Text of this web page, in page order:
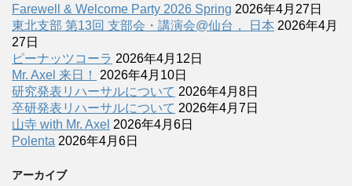
Farewell & Welcome Party 2026 Spring 2026年4月27日
東北支部 第13回 支部会・講演会@仙台， 日本 2026年4月
27日
ピーナッツコーラ 2026年4月12日
Mr. Axel 来日！
2026年4月10日
研究発表リハーサルについて 2026年4月8日
卒研発表リハーサルについて 2026年4月7日
山寺 with Mr. Axel 2026年4月6日
Polenta 2026年4月6日
アーカイブ